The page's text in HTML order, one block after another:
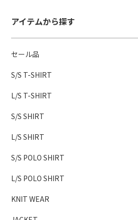
アイテムから探す
セール品
S/S T-SHIRT
L/S T-SHIRT
S/S SHIRT
L/S SHIRT
S/S POLO SHIRT
L/S POLO SHIRT
KNIT WEAR